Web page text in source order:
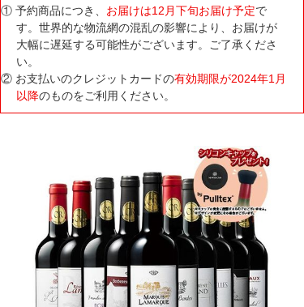
① 予約商品につき、 お届けは12月下旬お届け予定で
す。世界的な物流網の混乱の影響により、お届けが
大幅に遅延する可能性がございます。ご了承くださ
い。
② お支払いのクレジットカードの有効期限が2024年1月
以降のものをご利用ください。